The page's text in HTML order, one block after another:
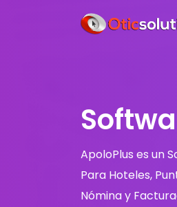
ApoloPlus es un
Para Hoteles,
Nómina y